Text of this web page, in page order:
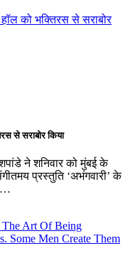
से सराबोर किया
ने शनिवार को मुंबई के
प्रस्तुति ‘अभंगवारी’ के